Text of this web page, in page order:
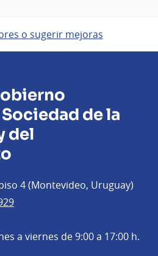
o sugerir mejoras
de la
del
4 (Montevideo, Uruguay)
a viernes de 9:00 a 17:00 h.